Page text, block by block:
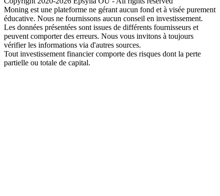
Moning est une plateforme ne gérant aucun fond et à visée purement
éducative. Nous ne fournissons aucun conseil en investissement.
Les données présentées sont issues de différents fournisseurs et
peuvent comporter des erreurs. Nous vous invitons à toujours
vérifier les informations via d'autres sources.
Tout investissement financier comporte des risques dont la perte
partielle ou totale de capital.